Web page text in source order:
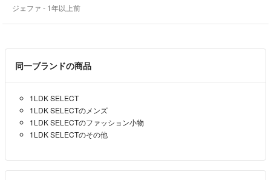
ジェファ - 1年以上前
同一ブランドの商品
1LDK SELECT
1LDK SELECTのメンズ
1LDK SELECTのファッション小物
1LDK SELECTのその他